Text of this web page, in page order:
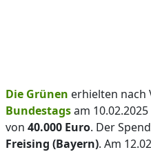
Die Grünen erhielten nach
Bundestagsam
von 40.000 Euro. Der
Freising (Bayern). Am